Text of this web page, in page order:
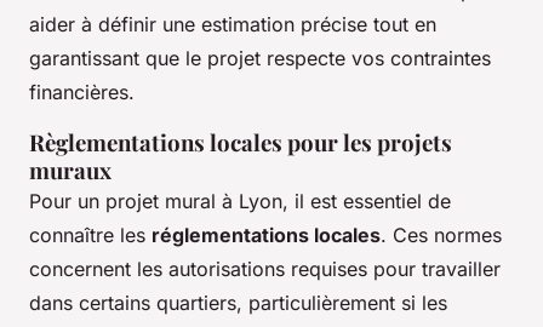
aider à définir une estimation précise tout en
garantissant que le projet respecte vos contraintes
financières.
Règlementations locales pour les projets
muraux
Pour un projet mural à Lyon, il est essentiel de
connaître les réglementations locales. Ces normes
concernent les autorisations requises pour travailler
dans certains quartiers, particulièrement si les